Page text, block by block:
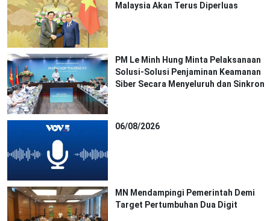
Malaysia Akan Terus Diperluas
PM Le Minh Hung Minta Pelaksanaan
Solusi-Solusi Penjaminan Keamanan
Siber Secara Menyeluruh dan Sinkron
06/08/2026
MN Mendampingi Pemerintah Demi
Target Pertumbuhan Dua Digit